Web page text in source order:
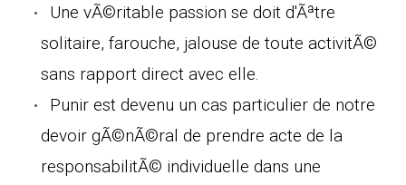
Une vÃ©ritable passion se doit d'Ãªtre
solitaire, farouche, jalouse de toute activitÃ©
sans rapport direct avec elle.
Punir est devenu un cas particulier de notre
devoir gÃ©nÃ©ral de prendre acte de la
responsabilitÃ© individuelle dans une